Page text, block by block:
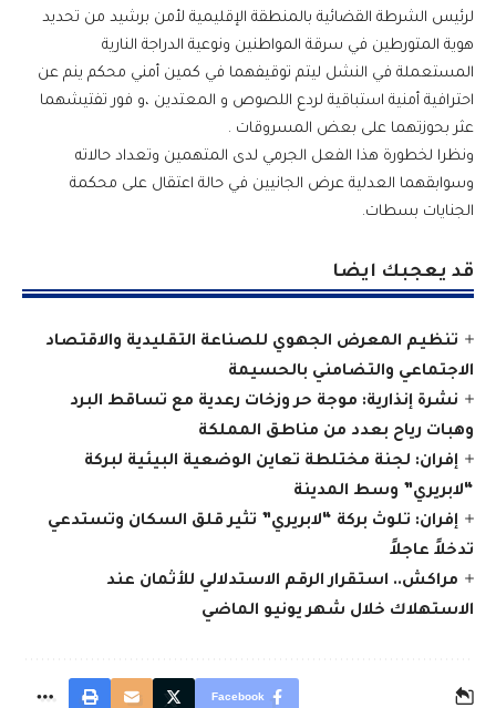
لرئيس الشرطة القضائية بالمنطقة الإقليمية لأمن برشيد من تحديد
هوية المتورطين في سرقة المواطنين ونوعية الدراجة النارية
المستعملة في النشل ليتم توقيفهما في كمين أمني محكم ينم عن
احترافية أمنية استباقية لردع اللصوص و المعتدين ،و فور تفتيشهما
عثر بحوزتهما على بعض المسروقات .
ونظرا لخطورة هذا الفعل الجرمي لدى المتهمين وتعداد حالاته
وسوابقهما العدلية عرض الجانيين في حالة اعتقال على محكمة
الجنايات بسطات.
قد يعجبك ايضا
تنظيم المعرض الجهوي للصناعة التقليدية والاقتصاد
الاجتماعي والتضامني بالحسيمة
نشرة إنذارية: موجة حر وزخات رعدية مع تساقط البرد
وهبات رياح بعدد من مناطق المملكة
إفران: لجنة مختلطة تعاين الوضعية البيئية لبركة
“لابريري” وسط المدينة
إفران: تلوث بركة “لابريري” تثير قلق السكان وتستدعي
تدخلاً عاجلاً
مراكش.. استقرار الرقم الاستدلالي للأثمان عند
الاستهلاك خلال شهر يونيو الماضي
Facebook